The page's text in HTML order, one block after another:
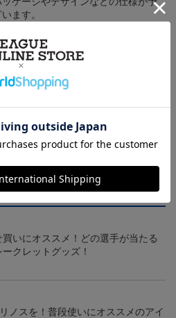
ます。
いにオススメ！どの選手が当たる
クレットグッズ！
ノスを！普段使いにオススメのアイ